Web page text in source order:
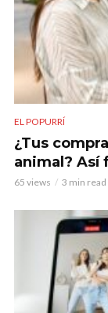
EL POPURRÍ
¿Tus
animal? Así
65 views 3 min read